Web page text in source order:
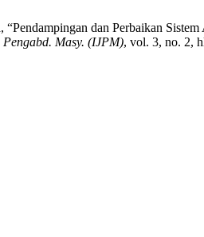
dan Perbaikan
Pengabd. Masy. (IJPM), vol. 3, no. 2,